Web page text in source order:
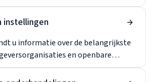
arbeidsverhoudingen. Het geeft een
van de afgelopen jaren,
en gewijzigde wetgeving,
structuren en trends in
instellingen
u informatie over de belangrijkste
en openbare
zijn bij de vormgeving en het
Er wordt ingegaan